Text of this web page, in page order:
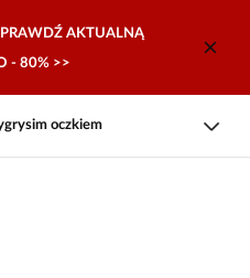
AKTUALNĄ
- 80% >>
oczkiem